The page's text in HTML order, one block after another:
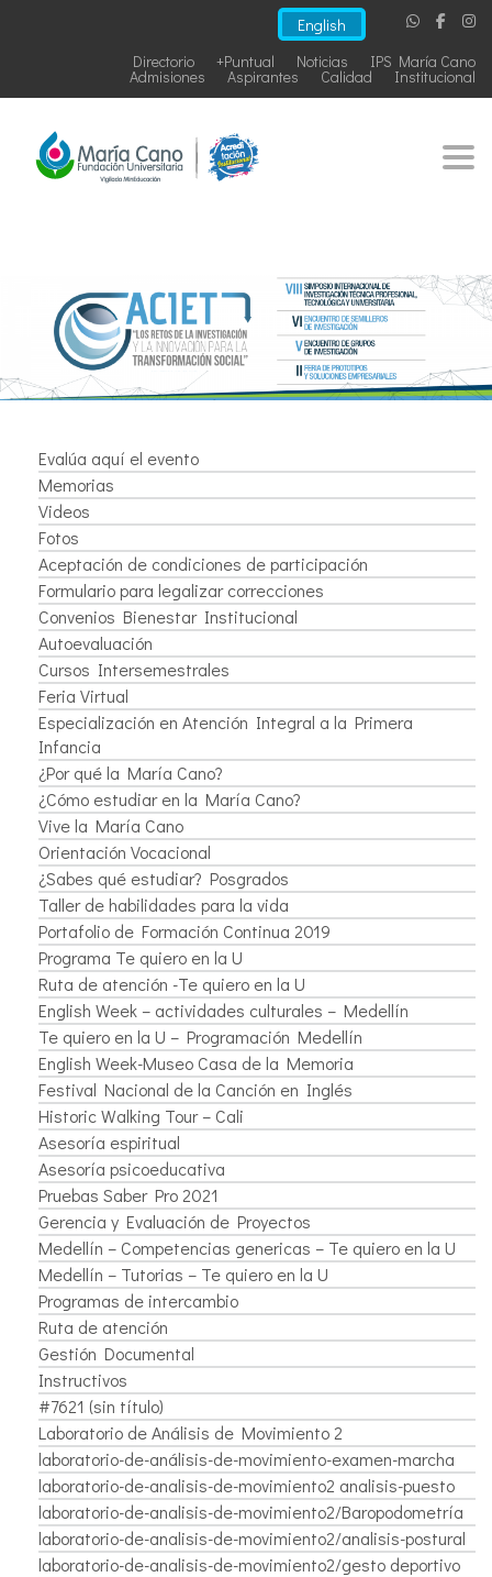
English
IPS María Cano
Noticias
+Puntual
Directorio
Institucional
Calidad
Aspirantes
Admisiones
Evalúa aquí el evento
Memorias
Videos
Fotos
Aceptación de condiciones de participación
Formulario para legalizar correcciones
Convenios Bienestar Institucional
Autoevaluación
Cursos Intersemestrales
Feria Virtual
Especialización en Atención Integral a la Primera
Infancia
¿Por qué la María Cano?
¿Cómo estudiar en la María Cano?
Vive la María Cano
Orientación Vocacional
¿Sabes qué estudiar? Posgrados
Taller de habilidades para la vida
Portafolio de Formación Continua 2019
Programa Te quiero en la U
Ruta de atención -Te quiero en la U
English Week – actividades culturales – Medellín
Te quiero en la U – Programación Medellín
English Week-Museo Casa de la Memoria
Festival Nacional de la Canción en Inglés
Historic Walking Tour – Cali
Asesoría espiritual
Asesoría psicoeducativa
Pruebas Saber Pro 2021
Gerencia y Evaluación de Proyectos
Medellín – Competencias genericas – Te quiero en la U
Medellín – Tutorias – Te quiero en la U
Programas de intercambio
Ruta de atención
Gestión Documental
Instructivos
#7621 (sin título)
Laboratorio de Análisis de Movimiento 2
laboratorio-de-análisis-de-movimiento-examen-marcha
laboratorio-de-analisis-de-movimiento2 analisis-puesto
laboratorio-de-analisis-de-movimiento2/Baropodometría
laboratorio-de-analisis-de-movimiento2/analisis-postural
laboratorio-de-analisis-de-movimiento2/gesto deportivo